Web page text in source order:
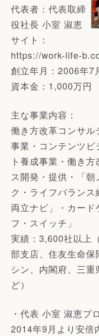
代表者：代表取締
役社長 小室 淑恵
サイト：
https://work-life-
創立年月：2006年7
資本金：1,000万円
主な事業内容：
働き方改革コンサ
事業・コンテンツ
ト養成事業・働き
ス開発・提供・「
ク・ライフバラン
両立ナビ」・カー
フ・スイッチ」
実績：3,600社以上
部支店、住友生命保
シン、内閣府、三
ど）
・代表 小室 淑恵プ
2014年9月より安倍